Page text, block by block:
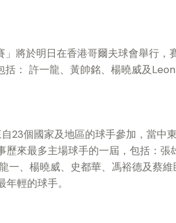
」將於明日在香港哥爾夫球會舉行
： 許一龍、黃帥銘、楊曉威及
23個國家及地區的球手參加，當中
來最多主場球手的一屆，包括：張
一、楊曉威、史都華、馮裕德及蔡
輕的球手。